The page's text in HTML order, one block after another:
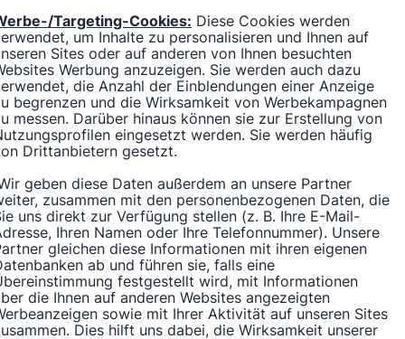
Targeting-Cookies: Diese Cookies werden
um Inhalte zu personalisieren und Ihnen auf
Sites oder auf anderen von Ihnen besuchten
Werbung anzuzeigen. Sie werden auch dazu
die Anzahl der Einblendungen einer Anzeige
begrenzen und die Wirksamkeit von Werbekampagnen
messen. Darüber hinaus können sie zur Erstellung von
eingesetzt werden. Sie werden häufig
Drittanbietern gesetzt.
geben diese Daten außerdem an unsere Partner
zusammen mit den personenbezogenen Daten, die
uns direkt zur Verfügung stellen (z. B. Ihre E-Mail-
Ihren Namen oder Ihre Telefonnummer). Unsere
gleichen diese Informationen mit ihren eigenen
ab und führen sie, falls eine
festgestellt wird, mit Informationen
die Ihnen auf anderen Websites angezeigten
sowie mit Ihrer Aktivität auf unseren Sites
Dies hilft uns dabei, die Wirksamkeit unserer